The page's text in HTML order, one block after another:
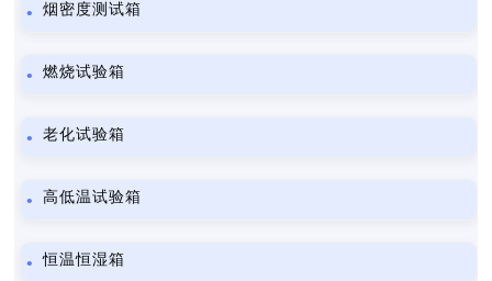
烟密度测试箱
燃烧试验箱
老化试验箱
高低温试验箱
恒温恒湿箱